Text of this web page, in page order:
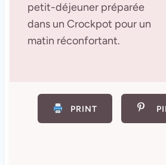
petit-déjeuner préparée
dans un Crockpot pour un
matin réconfortant.
PRINT